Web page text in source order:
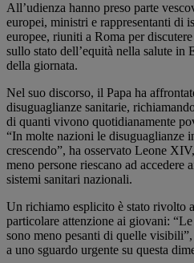
All’udienza hanno preso parte
europei, ministri e rappresentanti di
europee, riuniti a Roma per
sullo stato dell’equità nella salute in
della giornata.
Nel suo discorso, il Papa ha
disuguaglianze sanitarie,
di quanti vivono quotidianamente
“In molte nazioni le disuguaglianze
crescendo”, ha osservato Leone
meno persone riescano ad
sistemi sanitari nazionali.
Un richiamo esplicito è stato rivolto
particolare attenzione ai giovani:
sono meno pesanti di quelle
a uno sguardo urgente su questa